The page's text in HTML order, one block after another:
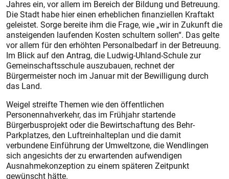
Jahres ein, vor allem im Bereich der Bildung und Betreuung.
Die Stadt habe hier einen erheblichen finanziellen Kraftakt
geleistet. Sorge bereite ihm die Frage, wie „wir in Zukunft die
ansteigenden laufenden Kosten schultern sollen“. Das gelte
vor allem für den erhöhten Personalbedarf in der Betreuung.
Im Blick auf den Antrag, die Ludwig-Uhland-Schule zur
Gemeinschaftsschule auszubauen, rechnet der
Bürgermeister noch im Januar mit der Bewilligung durch
das Land.
Weigel streifte Themen wie den öffentlichen
Personennahverkehr, das im Frühjahr startende
Bürgerbusprojekt oder die Bewirtschaftung des Behr-
Parkplatzes, den Luftreinhalteplan und die damit
verbundene Einführung der Umweltzone, die Wendlingen
sich angesichts der zu erwartenden aufwendigen
Ausnahmekonzeption zu einem späteren Zeitpunkt
gewünscht hätte.